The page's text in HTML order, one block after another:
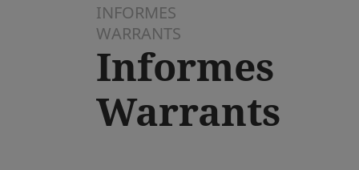
INFORMES
WARRANTS
Informes
Warrants